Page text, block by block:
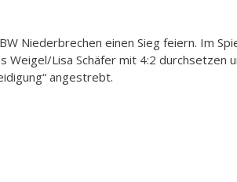
Niederbrechen einen Sieg feiern. Im
Weigel/Lisa Schäfer mit 4:2 durchsetzen
angestrebt.